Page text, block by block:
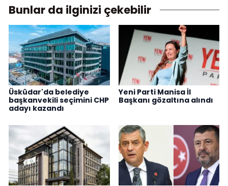
Bunlar da ilginizi çekebilir
Üsküdar'da belediye
başkanvekili seçimini CHP
adayı kazandı
Yeni Parti Manisa İl
Başkanı gözaltına alındı